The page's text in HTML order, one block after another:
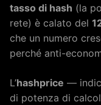
tasso di hash (la
rete) è calato del
che un numero
perché anti-
L’hashprice —
di potenza di